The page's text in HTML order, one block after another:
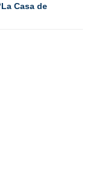
Casa de